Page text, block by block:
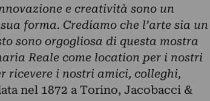
e creatività sono un
forma. Crediamo che l’arte sia un
sono orgogliosa di questa mostra
Reale come location per i nostri
ricevere i nostri amici, colleghi,
nel 1872 a Torino, Jacobacci &